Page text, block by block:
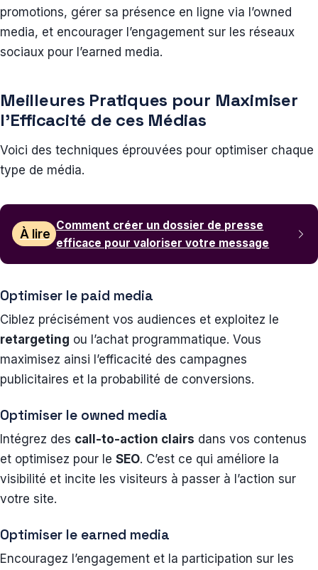
promotions, gérer sa présence en ligne via l’owned
media, et encourager l’engagement sur les réseaux
sociaux pour l’earned media.
Meilleures Pratiques pour Maximiser
l’Efficacité de ces Médias
Voici des techniques éprouvées pour optimiser chaque
type de média.
À lire
Comment créer un dossier de presse
efficace pour valoriser votre message
Optimiser le paid media
Ciblez précisément vos audiences et exploitez le
retargeting ou l’achat programmatique. Vous
maximisez ainsi l’efficacité des campagnes
publicitaires et la probabilité de conversions.
Optimiser le owned media
Intégrez des call-to-action clairs dans vos contenus
et optimisez pour le SEO. C’est ce qui améliore la
visibilité et incite les visiteurs à passer à l’action sur
votre site.
Optimiser le earned media
Encouragez l’engagement et la participation sur les